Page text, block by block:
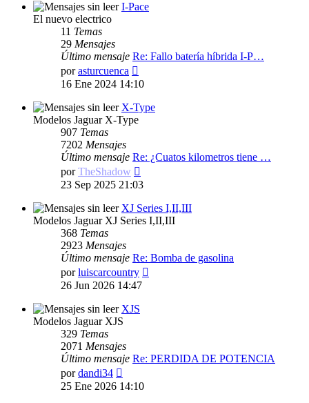
I-Pace
El nuevo electrico
11 Temas
29 Mensajes
Último mensaje Re: Fallo batería híbrida I-P…
porasturcuenca
último
16 Ene 2024 14:10
X-Type
Modelos Jaguar X-Type
907 Temas
7202 Mensajes
Último mensaje Re: ¿Cuatos kilometros tiene …
porTheShadow
último
23 Sep 2025 21:03
XJ Series I,II,III
Modelos Jaguar XJ Series I,II,III
368 Temas
2923 Mensajes
Último mensaje Re: Bomba de gasolina
porluiscarcountry
26 Jun 2026 14:47
XJS
Modelos Jaguar XJS
329 Temas
2071 Mensajes
Último mensaje Re: PERDIDA DE POTENCIA
pordandi34
último
25 Ene 2026 14:10